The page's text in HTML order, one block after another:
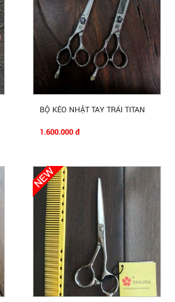
Mua Ngay
BỘ KÉO NHẬT TAY TRÁI TITAN
1.600.000 đ